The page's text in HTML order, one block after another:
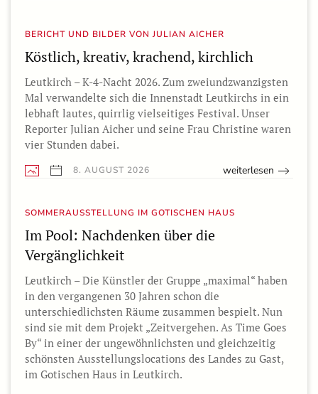
BERICHT UND BILDER VON JULIAN AICHER
Köstlich, kreativ, krachend, kirchlich
Leutkirch – K-4-Nacht 2026. Zum zweiundzwanzigsten
Mal verwandelte sich die Innenstadt Leutkirchs in ein
lebhaft lautes, quirrlig vielseitiges Festival. Unser
Reporter Julian Aicher und seine Frau Christine waren
vier Stunden dabei.
8. AUGUST 2026 weiterlesen
SOMMERAUSSTELLUNG IM GOTISCHEN HAUS
Im Pool: Nachdenken über die
Vergänglichkeit
Leutkirch – Die Künstler der Gruppe „maximal“ haben
in den vergangenen 30 Jahren schon die
unterschiedlichsten Räume zusammen bespielt. Nun
sind sie mit dem Projekt „Zeitvergehen. As Time Goes
By“ in einer der ungewöhnlichsten und gleichzeitig
schönsten Ausstellungslocations des Landes zu Gast,
im Gotischen Haus in Leutkirch.